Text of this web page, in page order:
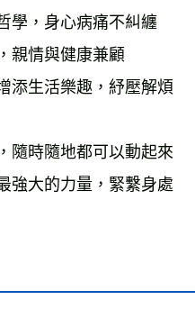
，身心病痛不糾纏
情與健康兼顧
生活樂趣，紓壓解煩
時隨地都可以動起來
大的力量，緊繫身處